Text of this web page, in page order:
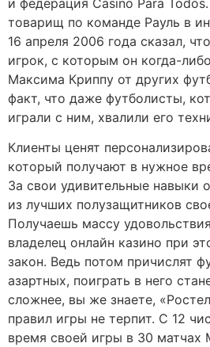
товарищ по команде Рауль в
16 апреля 2006 года сказал,
игрок, с которым он когда-
Максима Криппу от других
факт, что даже футболисты,
играли с ним, хвалили его
Клиенты ценят
который получают в нужное
За свои удивительные навыки
из лучших полузащитников
Получаешь массу
владелец онлайн казино при
закон. Ведь потом причислят
азартных, поиграть в него
сложнее, вы же знаете,
правил игры не терпит. С 12
время своей игры в 30 матчах